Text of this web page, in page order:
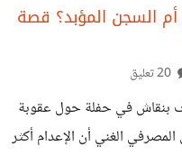
لكن عندما يظهر الإنسان
على سحق كل شىء يقف
يبدأ الجميع في رؤية الأمور
كضعف، بل كقوة مختارة، هم
أم السجن المؤبد؟ قصة
بنقاش في حفلة حول عقوبة
الغني أن الإعدام أكثر